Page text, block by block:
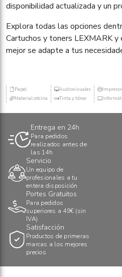
disponibilidad actualizada y un
Explora todas las opciones
Cartuchos y toners LEXMARK
mejor se adapte a tus
Papel
Material oficina
Audiovisuales
Tinta y tóner
Entrega en 24h
Para pedidos
realizados antes de
las 14h
Servicio
Un equipo de
profesionales a tu
entera disposición
Portes Gratuitos
Para pedidos
superiores a 49€ (sin
IVA)
Satisfacción
Productos de primeras
marcas a los mejores
precios